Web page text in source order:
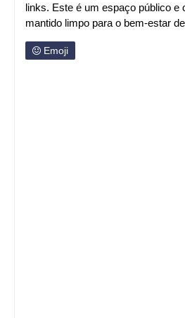
links. Este é um espaço público e
mantido limpo para o bem-estar
Emoji